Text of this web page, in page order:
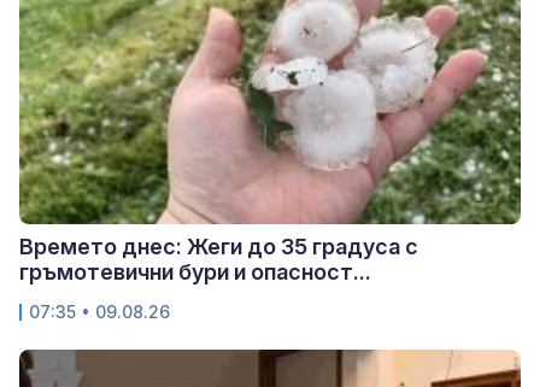
Времето днес: Жеги до 35 градуса с
гръмотевични бури и опасност...
07:35 • 09.08.26